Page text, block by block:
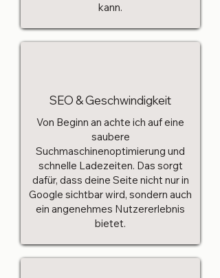
kann.
SEO & Geschwindigkeit
Von Beginn an achte ich auf eine
saubere
Suchmaschinenoptimierung und
schnelle Ladezeiten. Das sorgt
dafür, dass deine Seite nicht nur in
Google sichtbar wird, sondern auch
ein angenehmes Nutzererlebnis
bietet.